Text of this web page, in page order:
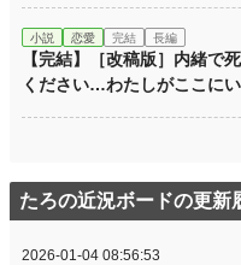
小説 恋愛 完結 長編
【完結】［改稿版］内緒で
ください…わたしがここにい
たろの近況ボードの更新
2026-01-04 08:56:53